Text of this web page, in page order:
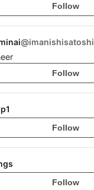
Follow
@imanishisatoshi
Follow
Follow
Follow